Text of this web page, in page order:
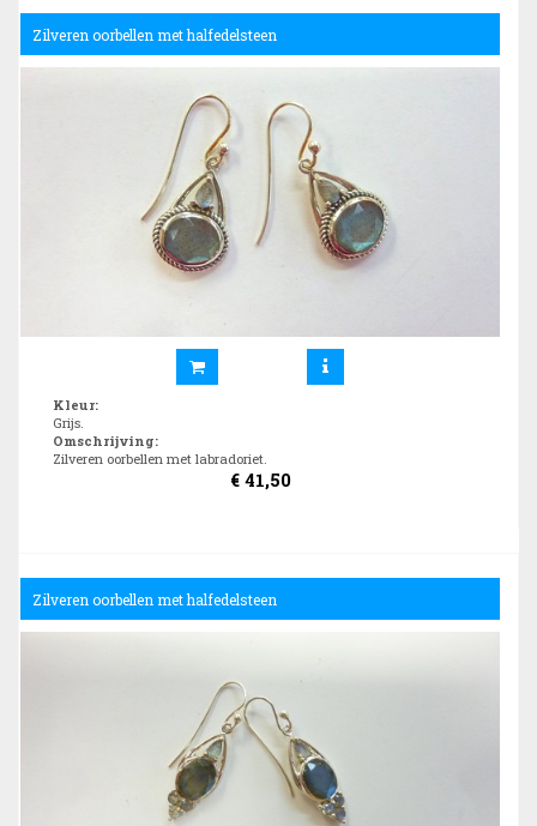
Zilveren oorbellen met halfedelsteen
Kleur:
Grijs.
Omschrijving:
Zilveren oorbellen met labradoriet.
€ 41,50
Zilveren oorbellen met halfedelsteen